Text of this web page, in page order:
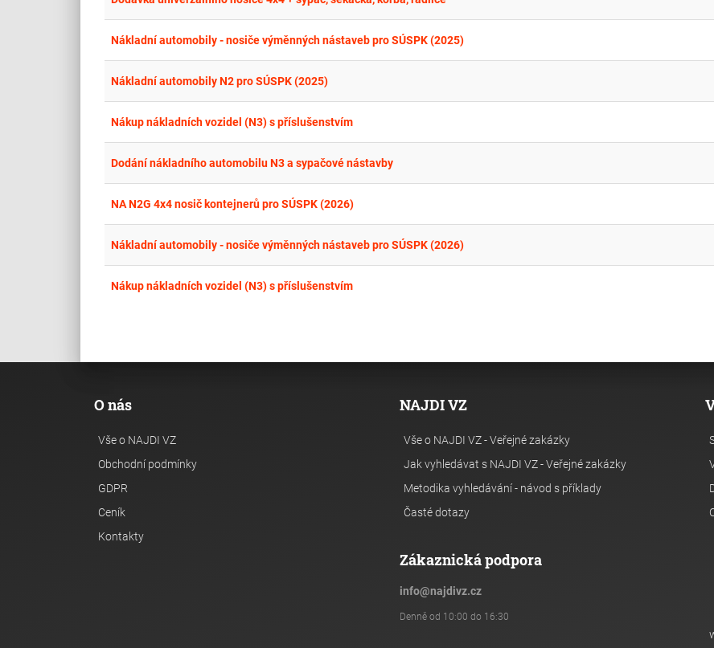
Nákladní automobily - nosiče výměnných nástaveb pro SÚSPK (2025)
Nákladní automobily N2 pro SÚSPK (2025)
Nákup nákladních vozidel (N3) s příslušenstvím
Dodání nákladního automobilu N3 a sypačové nástavby
NA N2G 4x4 nosič kontejnerů pro SÚSPK (2026)
Nákladní automobily - nosiče výměnných nástaveb pro SÚSPK (2026)
Nákup nákladních vozidel (N3) s příslušenstvím
O nás
Vše o NAJDI VZ
Obchodní podmínky
GDPR
Ceník
Kontakty
NAJDI VZ
Vše o NAJDI VZ - Veřejné zakázky
Jak vyhledávat s NAJDI VZ - Veřejné zakázky
Metodika vyhledávání - návod s příklady
Časté dotazy
Zákaznická podpora
info@najdivz.cz
Denně od 10:00 do 16:30